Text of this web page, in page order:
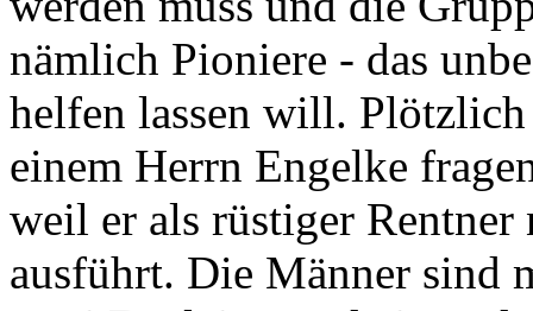
nämlich Pioniere - das
helfen lassen will.
einem Herrn Engelke
weil er als rüstiger
ausführt. Die Männer sind